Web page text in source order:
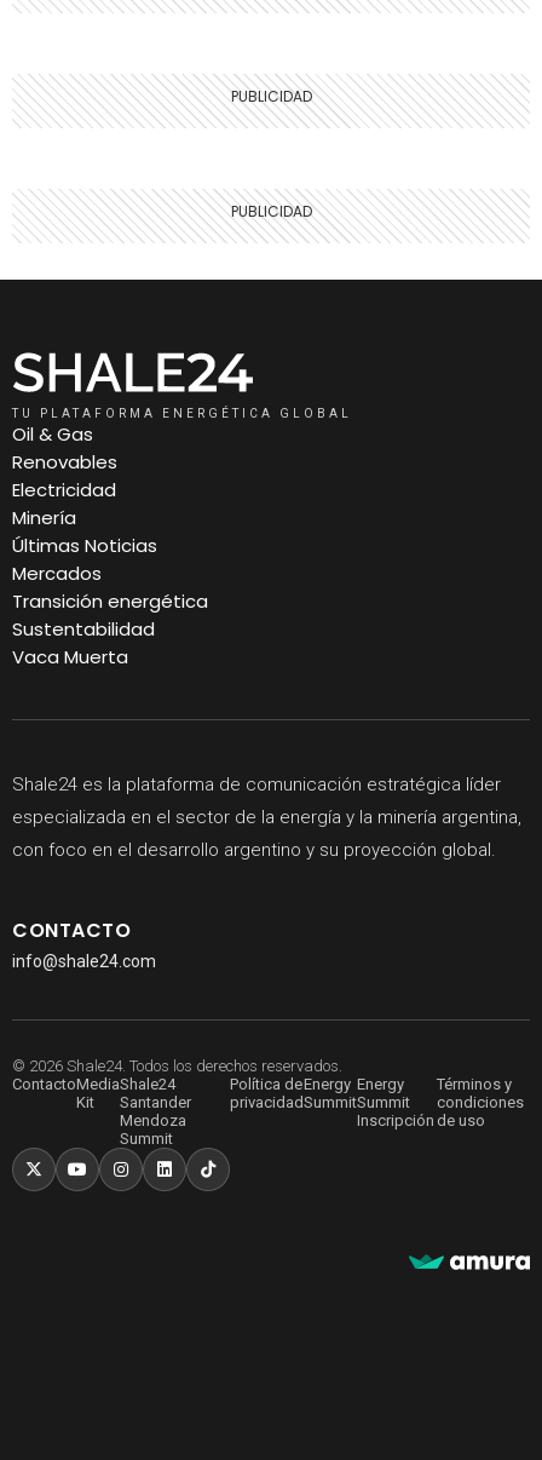
TU PLATAFORMA ENERGÉTICA GLOBAL
Oil & Gas
Renovables
Electricidad
Minería
Últimas Noticias
Mercados
Transición energética
Sustentabilidad
Vaca Muerta
Shale24 es la plataforma de comunicación estratégica líder
especializada en el sector de la energía y la minería argentina,
con foco en el desarrollo argentino y su proyección global.
CONTACTO
info@shale24.com
© 2026 Shale24. Todos los derechos reservados.
ContactoMedia
Kit
Shale24
Santander
Mendoza
Summit
Política de
privacidad
Energy
Summit
Energy
Summit
Inscripción
Términos y
condiciones
de uso